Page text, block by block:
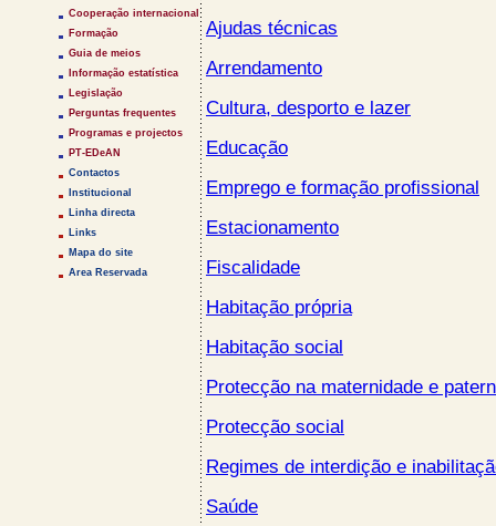
Cooperação internacional
Formação
Guia de meios
Informação estatística
Legislação
Perguntas frequentes
Programas e projectos
PT-EDeAN
Contactos
Institucional
Linha directa
Links
Mapa do site
Area Reservada
Ajudas técnicas
Arrendamento
Cultura, desporto e lazer
Educação
Emprego e formação profissional
Estacionamento
Fiscalidade
Habitação própria
Habitação social
Protecção na maternidade e
Protecção social
Regimes de interdição e
Saúde